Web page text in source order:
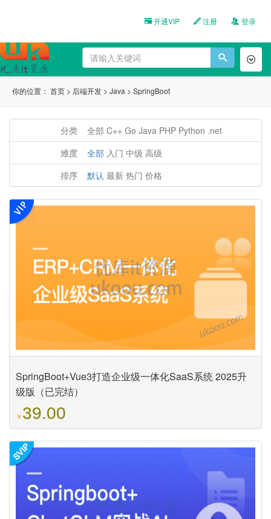
开通VIP 注册 登录
你的位置： 首页 > 后端开发 > Java > SpringBoot
分类 全部 C++ Go Java PHP Python .net
难度
全部 入门 中级 高级
排序
默认 最新 热门 价格
SpringBoot+Vue3打造企业级一体化SaaS系统 2025升
级版（已完结）
￥39.00